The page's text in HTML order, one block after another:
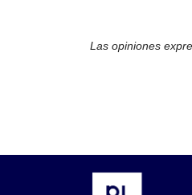
Las opiniones